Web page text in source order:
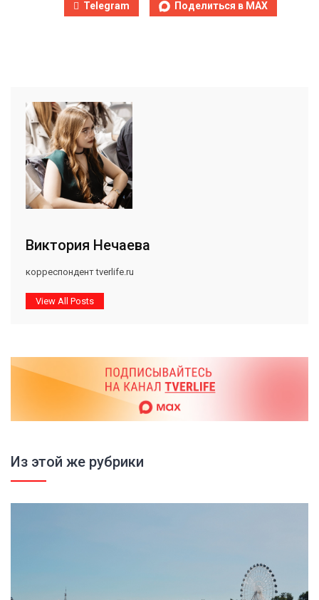
Telegram Поделиться в MAX
Виктория Нечаева
корреспондент tverlife.ru
View All Posts
Из этой же рубрики